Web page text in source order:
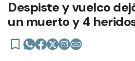
Despiste y vuelco
un muerto y 4